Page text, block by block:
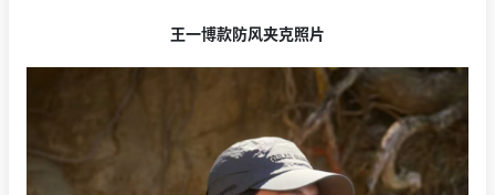
王一博款防风夹克照片